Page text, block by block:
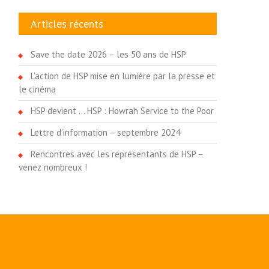
Articles récents
Save the date 2026 – les 50 ans de HSP
L’action de HSP mise en lumière par la presse et
le cinéma
HSP devient … HSP : Howrah Service to the Poor
Lettre d’information – septembre 2024
Rencontres avec les représentants de HSP –
venez nombreux !